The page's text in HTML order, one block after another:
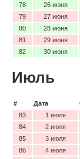
78
26 июня
79
27 июня
80
28 июня
81
29 июня
82
30 июня
Июль
# Дата
83
1 июля
84
2 июля
85
3 июля
86
4 июля